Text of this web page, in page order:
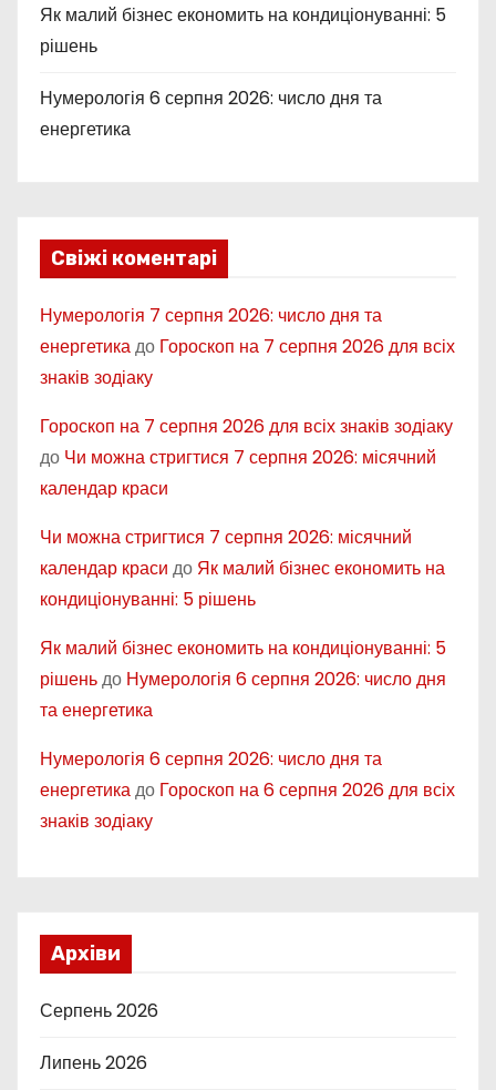
Як малий бізнес економить на кондиціонуванні: 5
рішень
Нумерологія 6 серпня 2026: число дня та
енергетика
Свіжі коментарі
Нумерологія 7 серпня 2026: число дня та
енергетикадо Гороскоп на 7 серпня 2026 для всіх
знаків зодіаку
Гороскоп на 7 серпня 2026 для всіх знаків зодіаку
до Чи можна стригтися 7 серпня 2026: місячний
календар краси
Чи можна стригтися 7 серпня 2026: місячний
календар краси до Як малий бізнес економить на
кондиціонуванні: 5 рішень
Як малий бізнес економить на кондиціонуванні: 5
рішеньдо Нумерологія 6 серпня 2026: число дня
та енергетика
Нумерологія 6 серпня 2026: число дня та
енергетикадо Гороскоп на 6 серпня 2026 для всіх
знаків зодіаку
Архіви
Серпень 2026
Липень 2026